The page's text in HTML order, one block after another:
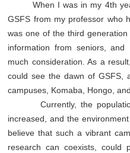
When I was in my 4th year
GSFS from my professor who
was one of the third
information from seniors,
much consideration. As a
could see the dawn of GSFS,
campuses, Komaba, Hongo,
Currently, the population
increased, and the
believe that such a vibrant
research can coexists, could